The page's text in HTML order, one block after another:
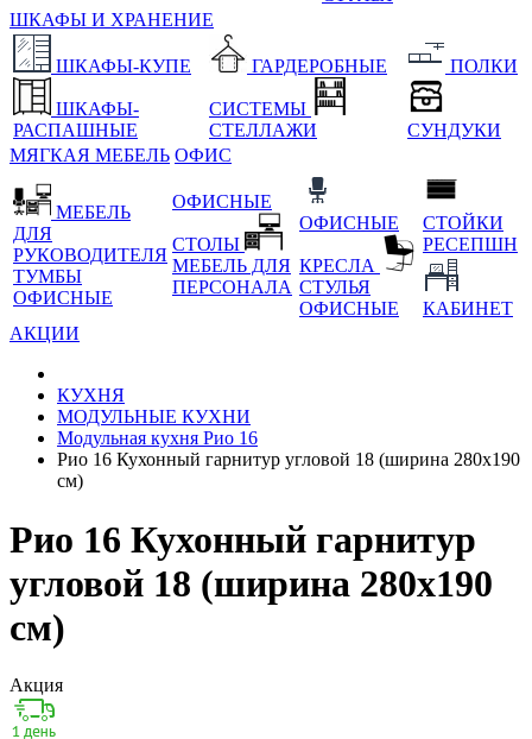
ШКАФЫ И ХРАНЕНИЕ
ШКАФЫ-КУПЕ
ШКАФЫ-
РАСПАШНЫЕ
ГАРДЕРОБНЫЕ
СИСТЕМЫ
СТЕЛЛАЖИ
ПОЛКИ
СУНДУКИ
МЯГКАЯ МЕБЕЛЬ ОФИС
МЕБЕЛЬ
ДЛЯ
РУКОВОДИТЕЛЯ
ТУМБЫ
ОФИСНЫЕ
ОФИСНЫЕ
СТОЛЫ
МЕБЕЛЬ ДЛЯ
ПЕРСОНАЛА
ОФИСНЫЕ
КРЕСЛА
СТУЛЬЯ
ОФИСНЫЕ
СТОЙКИ
РЕСЕПШН
КАБИНЕТ
АКЦИИ
КУХНЯ
МОДУЛЬНЫЕ КУХНИ
Модульная кухня Рио 16
Рио 16 Кухонный гарнитур угловой 18 (ширина 280x190
см)
Рио 16 Кухонный гарнитур
угловой 18 (ширина 280x190
см)
Акция